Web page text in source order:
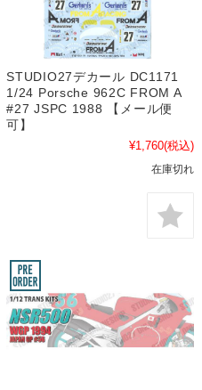
STUDIO27デカール DC1171
1/24 Porsche 962C FROM A
#27 JSPC 1988 【メール便
可】
¥1,760(税込)
在庫切れ